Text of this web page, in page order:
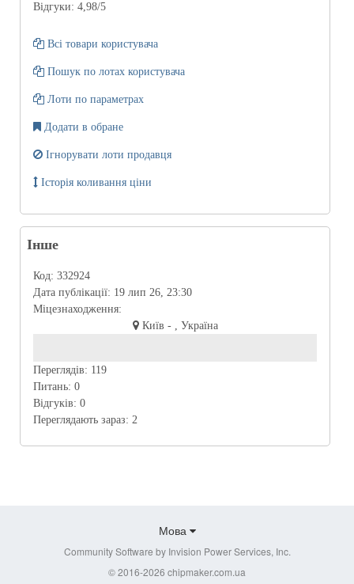
Відгуки: 4,98/5
Всі товари користувача
Пошук по лотах користувача
Лоти по параметрах
Додати в обране
Ігнорувати лоти продавця
Історія коливання ціни
Інше
Код: 332924
Дата публікації: 19 лип 26, 23:30
Міцезнаходження:
Київ - , Україна
Переглядів: 119
Питань: 0
Відгуків: 0
Переглядають зараз: 2
Мова
Community Software by Invision Power Services, Inc.
© 2016-2026 chipmaker.com.ua